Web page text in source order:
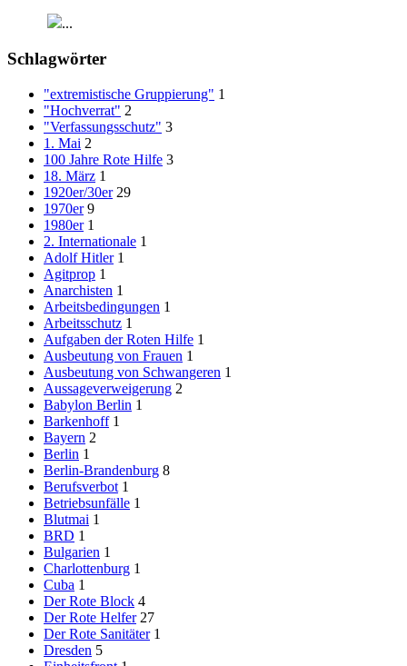
...
Schlagwörter
"extremistische Gruppierung" 1
"Hochverrat" 2
"Verfassungsschutz" 3
1. Mai 2
100 Jahre Rote Hilfe 3
18. März 1
1920er/30er 29
1970er 9
1980er 1
2. Internationale 1
Adolf Hitler 1
Agitprop 1
Anarchisten 1
Arbeitsbedingungen 1
Arbeitsschutz 1
Aufgaben der Roten Hilfe 1
Ausbeutung von Frauen 1
Ausbeutung von Schwangeren 1
Aussageverweigerung 2
Babylon Berlin 1
Barkenhoff 1
Bayern 2
Berlin 1
Berlin-Brandenburg 8
Berufsverbot 1
Betriebsunfälle 1
Blutmai 1
BRD 1
Bulgarien 1
Charlottenburg 1
Cuba 1
Der Rote Block 4
Der Rote Helfer 27
Der Rote Sanitäter 1
Dresden 5